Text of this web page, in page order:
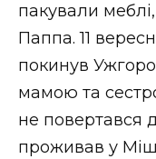
пакували
Паппа. 11
покинув
мамою та
не повертався
проживав у